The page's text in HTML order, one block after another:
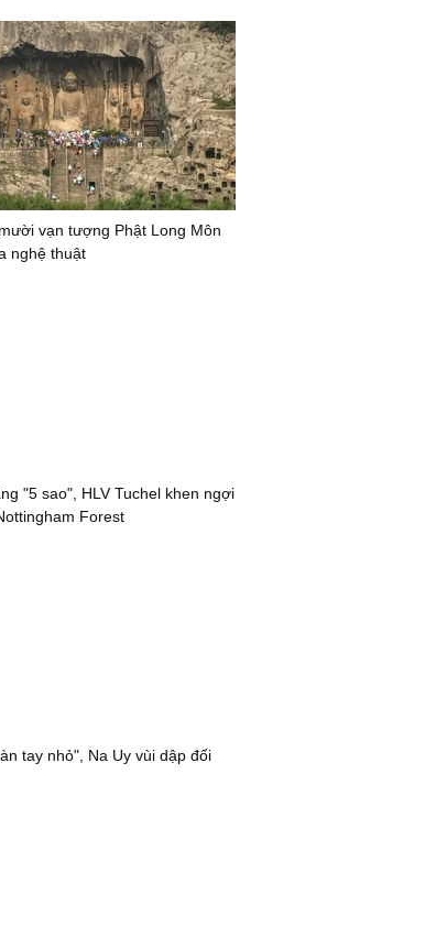
vạn tượng Phật Long Môn
nghệ thuật
"5 sao", HLV Tuchel khen ngợi
Forest
tay nhỏ", Na Uy vùi dập đối